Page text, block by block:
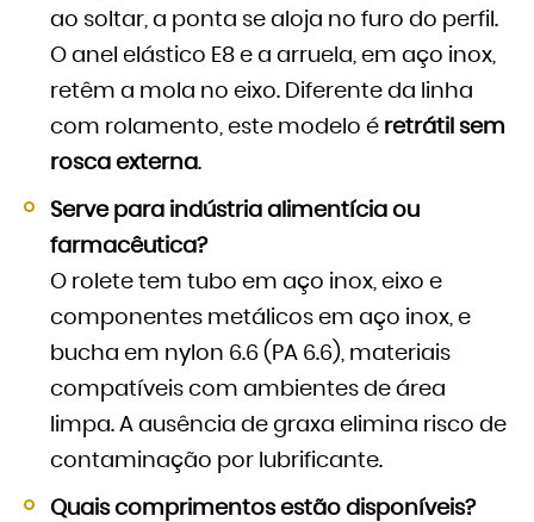
ao soltar, a ponta se aloja no furo do perfil.
O anel elástico E8 e a arruela, em aço inox,
retêm a mola no eixo. Diferente da linha
com rolamento, este modelo é retrátil sem
rosca externa.
Serve para indústria alimentícia ou
farmacêutica?
O rolete tem tubo em aço inox, eixo e
componentes metálicos em aço inox, e
bucha em nylon 6.6 (PA 6.6), materiais
compatíveis com ambientes de área
limpa. A ausência de graxa elimina risco de
contaminação por lubrificante.
Quais comprimentos estão disponíveis?